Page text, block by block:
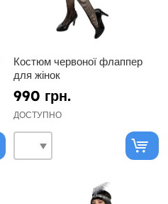
Костюм червоної флаппер
для жінок
990 грн.
ДОСТУПНО